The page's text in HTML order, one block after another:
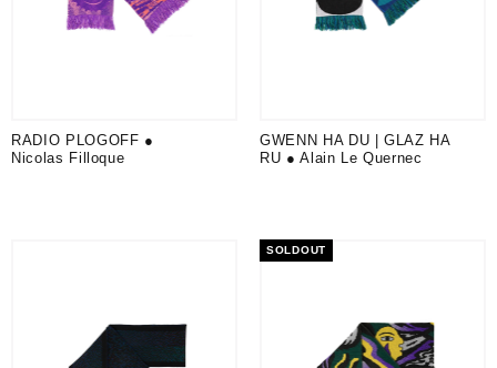
RADIO PLOGOFF ●
Nicolas Filloque
GWENN HA DU | GLAZ HA
RU ● Alain Le Quernec
SOLDOUT